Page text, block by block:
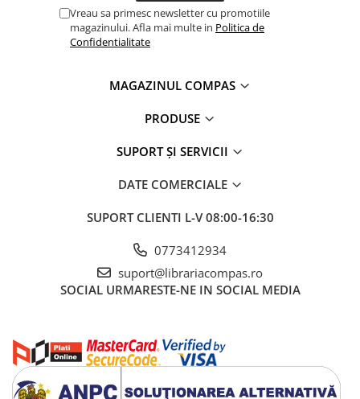
Sănătate și stil de viață
Artă și fotografie
Istorie și științe sociale
Știință și tehnologie
Literatură în limbi străine
Gramatică și vocabulare
Papetărie și articole din hârtie
Agende datate
Agende nedatate
Agende pentru copii
Vreau sa primesc newsletter cu promotiile
magazinului. Afla mai multe in Politica de
Confidentialitate
MAGAZINUL COMPAS
PRODUSE
SUPORT ȘI SERVICII
DATE COMERCIALE
SUPORT CLIENTI L-V 08:00-16:30
0773412934
suport@librariacompas.ro
SOCIAL URMARESTE-NE IN SOCIAL MEDIA